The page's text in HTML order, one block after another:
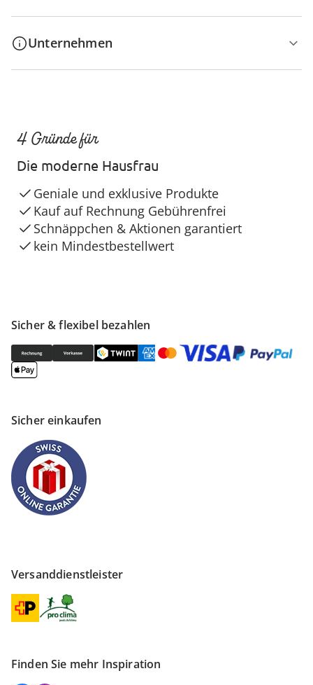
Unternehmen
Sicher & flexibel bezahlen
Sicher einkaufen
Versanddienstleister
Finden Sie mehr Inspiration
4 Gründe für
Die moderne Hausfrau
Geniale und exklusive Produkte
Kauf auf Rechnung Gebührenfrei
Schnäppchen & Aktionen garantiert
kein Mindestbestellwert